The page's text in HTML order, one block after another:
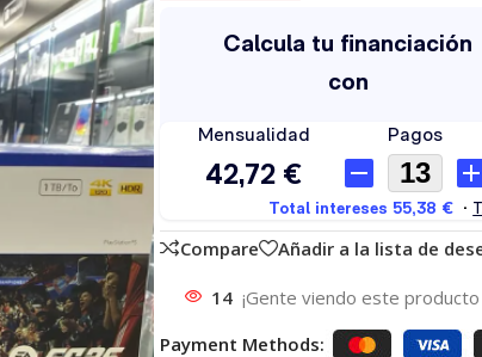
Compare Añadir a la lista de
14 ¡Gente viendo este producto
Payment Methods: